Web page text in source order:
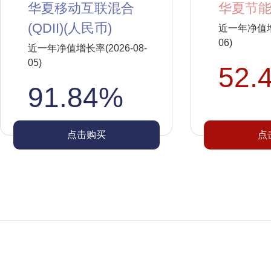
华夏移动互联混合
(QDII)(人民币)
近一年净值增长率(2026-08-
05)
91.84%
点击购买
华夏节
近一年净值
06)
点